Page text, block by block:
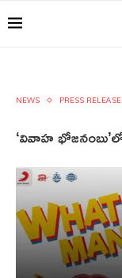
NEWS PRESS RELEASE
‘వివాహ